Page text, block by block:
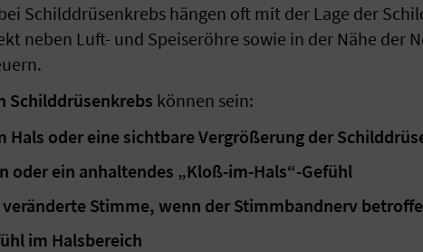
Schilddrüsenkrebs hängen oft mit der Lage der
neben Luft- und Speiseröhre sowie in der Nähe der
Schilddrüsenkrebs können sein:
Hals oder eine sichtbare Vergrößerung der
oder ein anhaltendes „Kloß-im-Hals“-Gefühl
Stimme, wenn der Stimmbandnerv
im Halsbereich